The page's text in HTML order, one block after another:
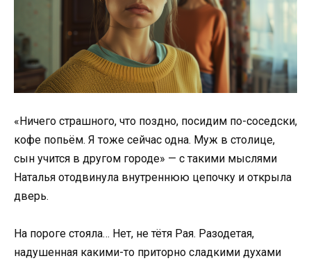
«Ничего страшного, что поздно, посидим по-соседски,
кофе попьём. Я тоже сейчас одна. Муж в столице,
сын учится в другом городе» — с такими мыслями
Наталья отодвинула внутреннюю цепочку и открыла
дверь.
На пороге стояла… Нет, не тётя Рая. Разодетая,
надушенная какими-то приторно сладкими духами